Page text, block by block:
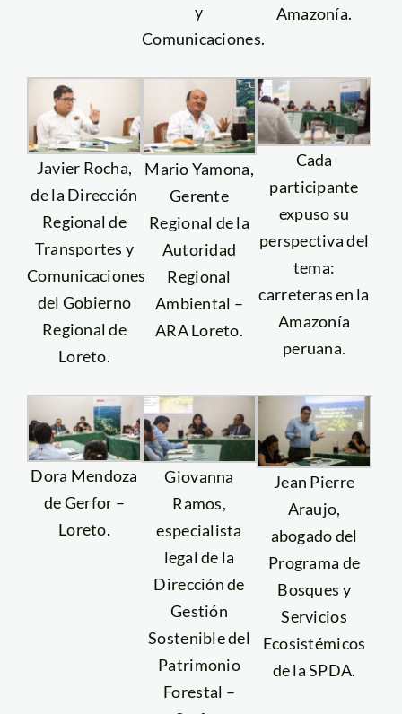
y
Comunicaciones.
Amazonía.
Javier Rocha,
de la Dirección
Regional de
Transportes y
Comunicaciones
del Gobierno
Regional de
Loreto.
Mario Yamona,
Gerente
Regional de la
Autoridad
Regional
Ambiental –
ARA Loreto.
Cada
participante
expuso su
perspectiva del
tema:
carreteras en la
Amazonía
peruana.
Dora Mendoza
de Gerfor –
Loreto.
Giovanna
Ramos,
especialista
legal de la
Dirección de
Gestión
Sostenible del
Patrimonio
Forestal –
Jean Pierre
Araujo,
abogado del
Programa de
Bosques y
Servicios
Ecosistémicos
de la SPDA.